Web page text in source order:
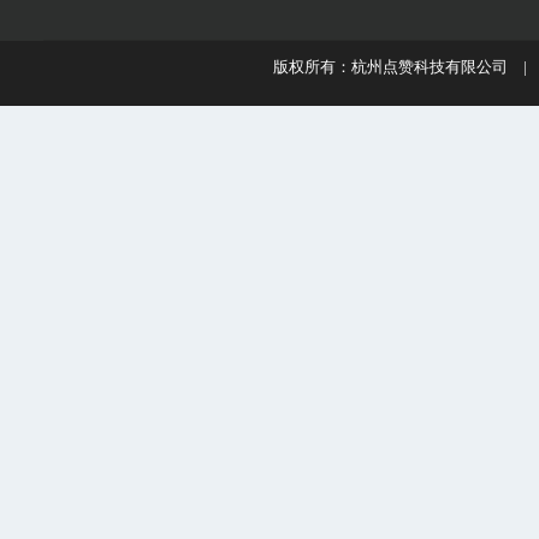
版权所有：杭州点赞科技有限公司